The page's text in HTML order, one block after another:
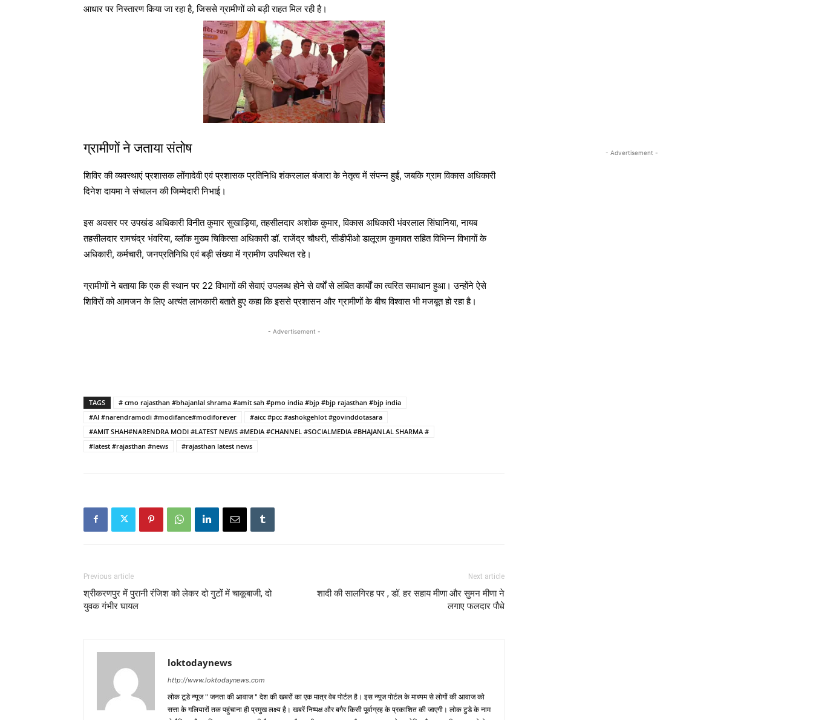
आधार पर निस्तारण किया जा रहा है, जिससे ग्रामीणों को बड़ी राहत मिल रही है।
ग्रामीणों ने जताया संतोष
शिविर की व्यवस्थाएं प्रशासक लोंगादेवी एवं प्रशासक प्रतिनिधि शंकरलाल बंजारा के नेतृत्व में संपन्न हुईं, जबकि ग्राम विकास अधिकारी
दिनेश दायमा ने संचालन की जिम्मेदारी निभाई।
इस अवसर पर उपखंड अधिकारी विनीत कुमार सुखाड़िया, तहसीलदार अशोक कुमार, विकास अधिकारी भंवरलाल सिंघानिया, नायब
तहसीलदार रामचंद्र भंवरिया, ब्लॉक मुख्य चिकित्सा अधिकारी डॉ. राजेंद्र चौधरी, सीडीपीओ डालूराम कुमावत सहित विभिन्न विभागों के
अधिकारी, कर्मचारी, जनप्रतिनिधि एवं बड़ी संख्या में ग्रामीण उपस्थित रहे।
ग्रामीणों ने बताया कि एक ही स्थान पर 22 विभागों की सेवाएं उपलब्ध होने से वर्षों से लंबित कार्यों का त्वरित समाधान हुआ। उन्होंने ऐसे
शिविरों को आमजन के लिए अत्यंत लाभकारी बताते हुए कहा कि इससे प्रशासन और ग्रामीणों के बीच विश्वास भी मजबूत हो रहा है।
- Advertisement -
TAGS
# cmo rajasthan #bhajanlal shrama #amit sah #pmo india #bjp #bjp rajasthan #bjp india
#AI #narendramodi #modifance#modiforever
#aicc #pcc #ashokgehlot #govinddotasara
#AMIT SHAH#NARENDRA MODI #LATEST NEWS #MEDIA #CHANNEL #SOCIALMEDIA #BHAJANLAL SHARMA #
#latest #rajasthan #news
#rajasthan latest news
Previous article
श्रीकरणपुर में पुरानी रंजिश को लेकर दो गुटों में चाकूबाजी, दो
युवक गंभीर घायल
Next article
शादी की सालगिरह पर , डॉ. हर सहाय मीणा और सुमन मीणा ने
लगाए फलदार पौधे
loktodaynews
http://www.loktodaynews.com
लोक टूडे न्यूज " जनता की आवाज " देश की खबरों का एक मात्र वेब पोर्टल है। इस न्यूज पोर्टल के माध्यम से लोगों की आवाज को
सत्ता के गलियारों तक पहुंचाना ही प्रमुख लक्ष्य है। खबरें निष्पक्ष और बगैर किसी पूर्वाग्रह के प्रकाशित की जाएगी। लोक टुडे के नाम
- Advertisement -